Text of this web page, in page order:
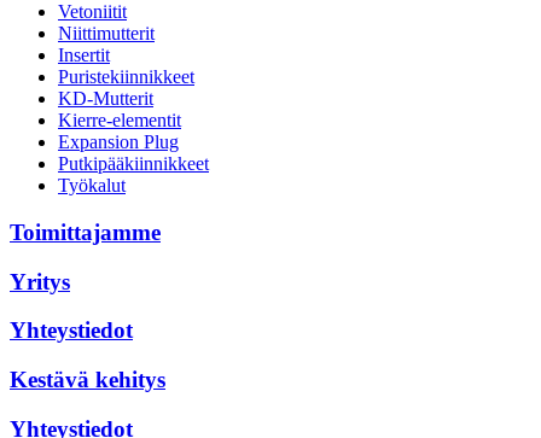
Vetoniitit
Niittimutterit
Insertit
Puristekiinnikkeet
KD-Mutterit
Kierre-elementit
Expansion Plug
Putkipääkiinnikkeet
Työkalut
Toimittajamme
Yritys
Yhteystiedot
Kestävä kehitys
Yhteystiedot